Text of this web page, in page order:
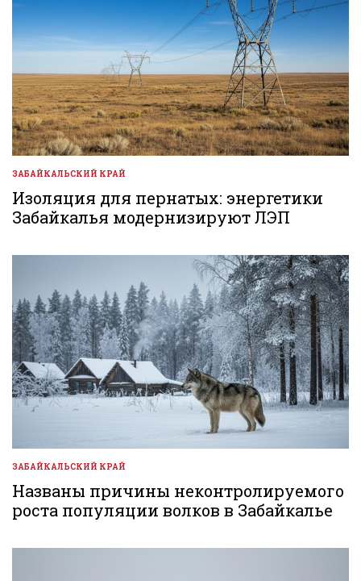
ОПУБЛИКОВАНО
В
ЗАБАЙКАЛЬСКИЙ КРАЙ
Изоляция для пернатых: энергетики
Забайкалья модернизируют ЛЭП
ОПУБЛИКОВАНО
В
ЗАБАЙКАЛЬСКИЙ КРАЙ
Названы причины неконтролируемого
роста популяции волков в Забайкалье